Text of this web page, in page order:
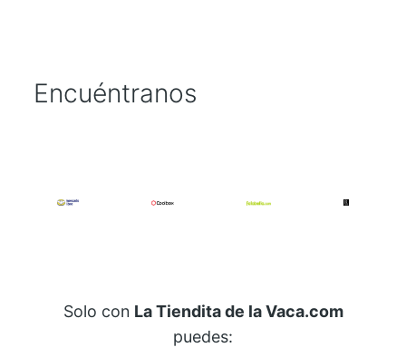
Encuéntranos
Solo con La Tiendita de la Vaca.com
puedes: